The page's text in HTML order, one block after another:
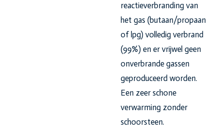
reactieverbranding van
het gas (butaan/propaan
of lpg) volledig verbrand
(99%) en er vrijwel geen
onverbrande gassen
geproduceerd worden.
Een zeer schone
verwarming zonder
schoorsteen.